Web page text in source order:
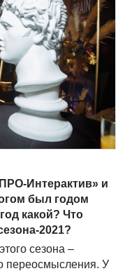
Интерактив» и
был годом
какой? Что
2021?
сезона –
переосмысления. У